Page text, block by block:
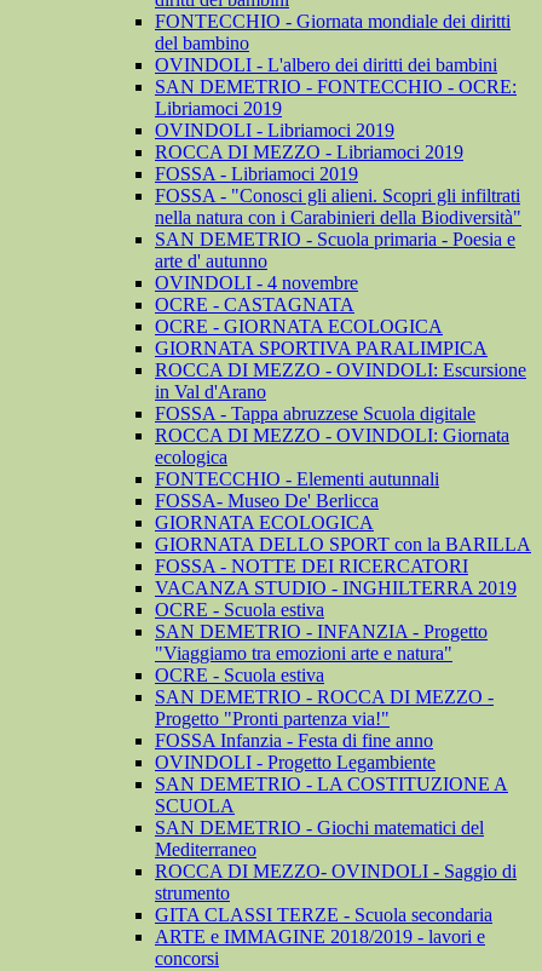
FONTECCHIO - Giornata mondiale dei diritti
del bambino
OVINDOLI - L'albero dei diritti dei bambini
SAN DEMETRIO - FONTECCHIO - OCRE:
Libriamoci 2019
OVINDOLI - Libriamoci 2019
ROCCA DI MEZZO - Libriamoci 2019
FOSSA - Libriamoci 2019
FOSSA - "Conosci gli alieni. Scopri gli infiltrati
nella natura con i Carabinieri della Biodiversità"
SAN DEMETRIO - Scuola primaria - Poesia e
arte d' autunno
OVINDOLI - 4 novembre
OCRE - CASTAGNATA
OCRE - GIORNATA ECOLOGICA
GIORNATA SPORTIVA PARALIMPICA
ROCCA DI MEZZO - OVINDOLI: Escursione
in Val d'Arano
FOSSA - Tappa abruzzese Scuola digitale
ROCCA DI MEZZO - OVINDOLI: Giornata
ecologica
FONTECCHIO - Elementi autunnali
FOSSA- Museo De' Berlicca
GIORNATA ECOLOGICA
GIORNATA DELLO SPORT con la BARILLA
FOSSA - NOTTE DEI RICERCATORI
VACANZA STUDIO - INGHILTERRA 2019
OCRE - Scuola estiva
SAN DEMETRIO - INFANZIA - Progetto
"Viaggiamo tra emozioni arte e natura"
OCRE - Scuola estiva
SAN DEMETRIO - ROCCA DI MEZZO -
Progetto "Pronti partenza via!"
FOSSA Infanzia - Festa di fine anno
OVINDOLI - Progetto Legambiente
SAN DEMETRIO - LA COSTITUZIONE A
SCUOLA
SAN DEMETRIO - Giochi matematici del
Mediterraneo
ROCCA DI MEZZO- OVINDOLI - Saggio di
strumento
GITA CLASSI TERZE - Scuola secondaria
ARTE e IMMAGINE 2018/2019 - lavori e
concorsi